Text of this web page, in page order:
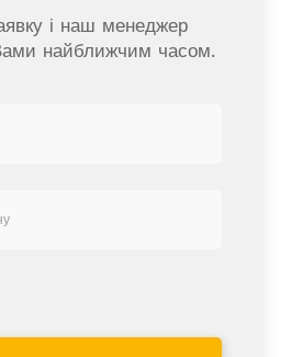
і наш менеджер
найближчим часом.